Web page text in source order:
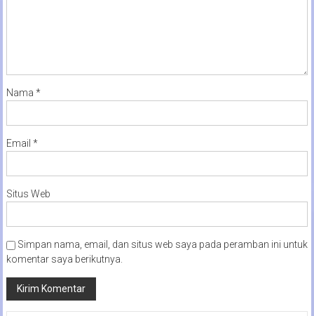
Nama *
Email *
Situs Web
Simpan nama, email, dan situs web saya pada peramban ini untuk
komentar saya berikutnya.